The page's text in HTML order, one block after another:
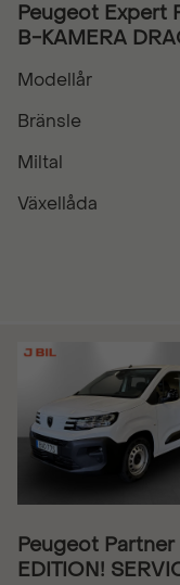
Peugeot Expert
B-KAMERA
Modellår
Bränsle
Miltal
Växellåda
Peugeot
EDITION!